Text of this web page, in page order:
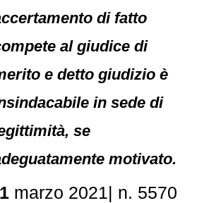
di fatto
al giudice di
e detto giudizio è
in sede di
se
motivato.
marzo 2021| n. 5570